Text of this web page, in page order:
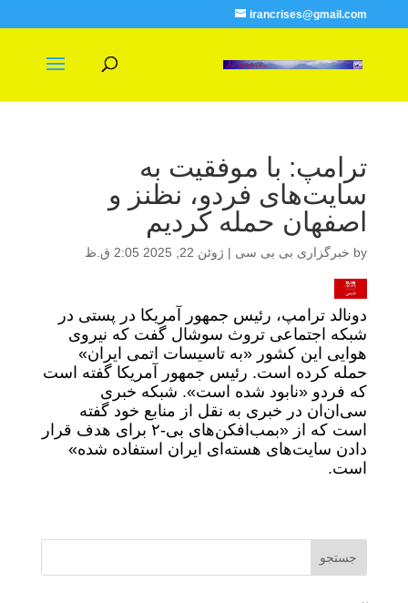
irancrises@gmail.com
ترامپ: با موفقیت به
سایت‌های فردو، نظنز و
اصفهان حمله کردیم
by خبرگزاری بی بی سی | ژوئن 22, 2025 2:05 ق.ظ
دونالد ترامپ، رئیس جمهور آمریکا در پستی در
شبکه اجتماعی تروث سوشال گفت که نیروی
هوایی این کشور «به تاسیسات اتمی ایران»
حمله کرده است. رئیس جمهور آمریکا گفته است
که فردو «نابود شده است». شبکه خبری
سی‌ان‌ان در خبری به نقل از منابع خود گفته
است که از «بمب‌افکن‌های بی-۲ برای هدف قرار
دادن سایت‌های هسته‌ای ایران استفاده شده‌»
است.
جستجو